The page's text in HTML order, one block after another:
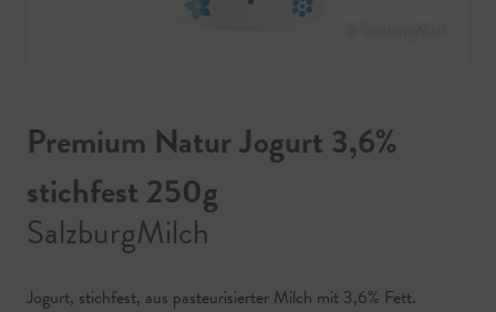
Premium Natur Jogurt 3,6%
stichfest 250g
SalzburgMilch
Jogurt, stichfest, aus pasteurisierter Milch mit 3,6% Fett.